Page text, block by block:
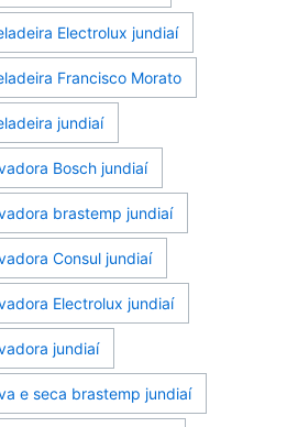
Electrolux jundiaí
Francisco Morato
jundiaí
Bosch jundiaí
brastemp jundiaí
Consul jundiaí
Electrolux jundiaí
jundiaí
e seca brastemp jundiaí